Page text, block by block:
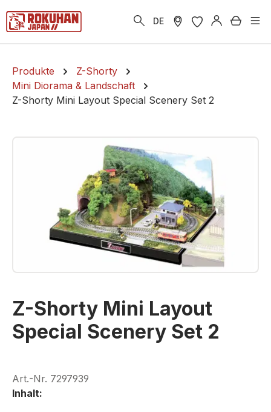
springen DE
Produkte
Z-Shorty
Mini Diorama & Landschaft
Z-Shorty Mini Layout Special Scenery Set 2
Bildergalerie überspringen
Z-Shorty Mini Layout
Special Scenery Set 2
Art.-Nr. 7297939
Inhalt: